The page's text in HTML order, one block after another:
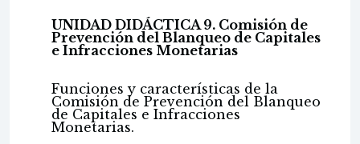
UNIDAD DIDÁCTICA 9. Comisión de
Prevención del Blanqueo de Capitales
e Infracciones Monetarias
Funciones y características de la
Comisión de Prevención del Blanqueo
de Capitales e Infracciones
Monetarias.